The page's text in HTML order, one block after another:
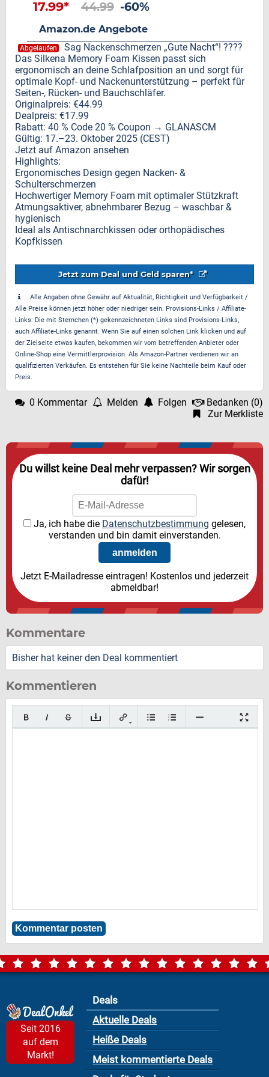
17.99* 44.99 -60%
Amazon.de Angebote
Abgelaufen
Sag Nackenschmerzen „Gute Nacht“! ????
Das Silkena Memory Foam Kissen passt sich
ergonomisch an deine Schlafposition an und sorgt für
optimale Kopf- und Nackenunterstützung – perfekt für
Seiten-, Rücken- und Bauchschläfer.
Originalpreis: €44.99
Dealpreis: €17.99
Rabatt: 40 % Code 20 % Coupon → GLANASCM
Gültig: 17.–23. Oktober 2025 (CEST)
Jetzt auf Amazon ansehen
Highlights:
Ergonomisches Design gegen Nacken- &
Schulterschmerzen
Hochwertiger Memory Foam mit optimaler Stützkraft
Atmungsaktiver, abnehmbarer Bezug – waschbar &
hygienisch
Ideal als Antischnarchkissen oder orthopädisches
Kopfkissen
Jetzt zum Deal und Geld sparen*
Alle Angaben ohne Gewähr auf Aktualität, Richtigkeit und Verfügbarkeit /
Alle Preise können jetzt höher oder niedriger sein. Provisions-Links / Affiliate-
Links: Die mit Sternchen (*) gekennzeichneten Links sind Provisions-Links,
auch Affiliate-Links genannt. Wenn Sie auf einen solchen Link klicken und auf
der Zielseite etwas kaufen, bekommen wir vom betreffenden Anbieter oder
Online-Shop eine Vermittlerprovision. Als Amazon-Partner verdienen wir an
qualifizierten Verkäufen. Es entstehen für Sie keine Nachteile beim Kauf oder
Preis.
0 Kommentar Melden Folgen Bedanken (0)
Zur Merkliste
Du willst keine Deal mehr verpassen? Wir sorgen
dafür!
Ja, ich habe die Datenschutzbestimmung gelesen,
verstanden und bin damit einverstanden.
Jetzt E-Mailadresse eintragen! Kostenlos und jederzeit
abmeldbar!
Kommentare
Bisher hat keiner den Deal kommentiert
Kommentieren
Seit 2016
auf dem
Markt!
Deals
Aktuelle Deals
Heiße Deals
Meist kommentierte Deals